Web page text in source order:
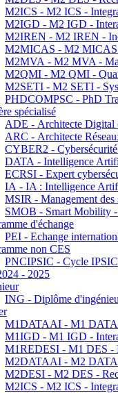
M2ICS - M2 ICS -
M2IGD - M2 IGD -
M2IREN - M2 IREN -
M2MICAS - M2 MICAS
M2MVA - M2 MVA -
M2QMI - M2 QMI -
M2SETI - M2 SETI -
PHDCOMPSC - PhD
spécialisé
ADE - Architecte Digital
ARC - Architecte
CYBER2 -
DATA - Intelligence
ECRSI - Expert
IA - IA : Intelligence
MSIR - Management des
SMOB - Smart Mobility -
d'échange
PEI - Echange
non CES
PNCIPSIC - Cycle IPSIC
- 2025
ING - Diplôme
M1DATAAI - M1
M1IGD - M1 IGD -
M1REDESI - M1 DES -
M2DATAAI - M2
M2DESI - M2 DES -
M2ICS - M2 ICS -